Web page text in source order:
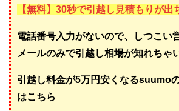
【無料】30秒で引越し見積もりが出
電話番号入力がないので、しつこい
メールのみで引越し相場が知れちゃ
引越し料金が5万円安くなるsuumo
はこちら